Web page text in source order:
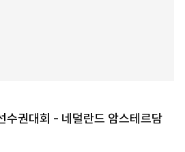
권대회 - 네덜란드 암스테르담